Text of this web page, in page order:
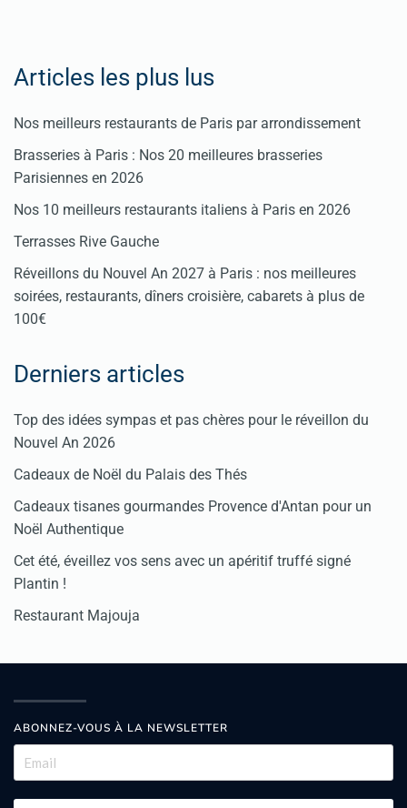
Articles les plus lus
Nos meilleurs restaurants de Paris par arrondissement
Brasseries à Paris : Nos 20 meilleures brasseries
Parisiennes en 2026
Nos 10 meilleurs restaurants italiens à Paris en 2026
Terrasses Rive Gauche
Réveillons du Nouvel An 2027 à Paris : nos meilleures
soirées, restaurants, dîners croisière, cabarets à plus de
100€
Derniers articles
Top des idées sympas et pas chères pour le réveillon du
Nouvel An 2026
Cadeaux de Noël du Palais des Thés
Cadeaux tisanes gourmandes Provence d'Antan pour un
Noël Authentique
Cet été, éveillez vos sens avec un apéritif truffé signé
Plantin !
Restaurant Majouja
ABONNEZ-VOUS À LA NEWSLETTER